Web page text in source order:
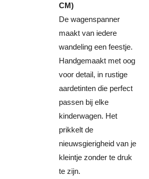
CM)
De wagenspanner
maakt van iedere
wandeling een feestje.
Handgemaakt met oog
voor detail, in rustige
aardetinten die perfect
passen bij elke
kinderwagen. Het
prikkelt de
nieuwsgierigheid van je
kleintje zonder te druk
te zijn.